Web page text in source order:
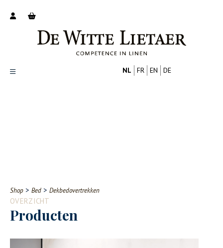
Contact
NL FR EN DE
Shop > Bed > Dekbedovertrekken
OVERZICHT
Producten